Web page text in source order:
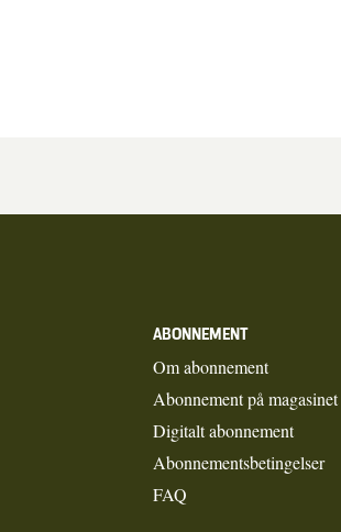
ABONNEMENT
Om abonnement
Abonnement på magasinet
Digitalt abonnement
Abonnementsbetingelser
FAQ